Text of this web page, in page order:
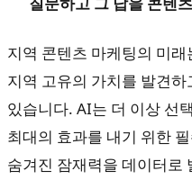
지역 콘텐츠 마케팅의 미
지역 고유의 가치를 발견
있습니다. AI는 더 이상 선
최대의 효과를 내기 위한
숨겨진 잠재력을 데이터로